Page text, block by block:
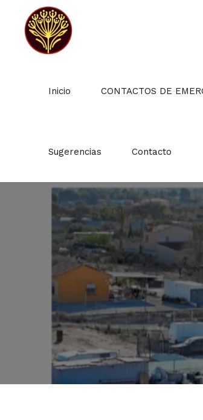
Inicio CONTACTOS DE
Sugerencias Contacto